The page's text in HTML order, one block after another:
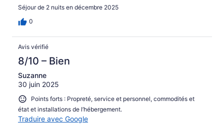
Séjour de 2 nuits en décembre 2025
0
Avis vérifié
8/10 – Bien
Suzanne
30 juin 2025
Points forts : Propreté, service et personnel, commodités et
état et installations de l’hébergement.
Traduire avec Google